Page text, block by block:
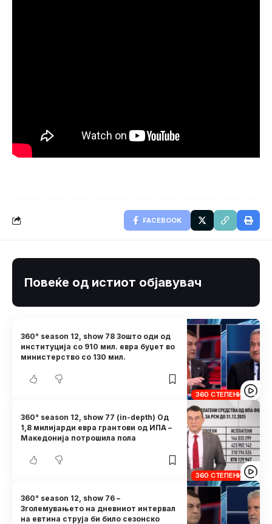
FACEBOOK
Повеќе од истиот објавувач
360 СТЕПЕНИ
360° season 12, show 78 Зошто оди од
институција со 910 мил. евра буџет во
министерство со 130 мил.
360 СТЕПЕНИ
360° season 12, show 77 (in-depth) Од
1,8 милијарди евра грантови од ИПА –
Македонија потрошила пола
360° season 12, show 76 –
Зголемувањето на дневниот интервал
на евтина струја би било сезонско